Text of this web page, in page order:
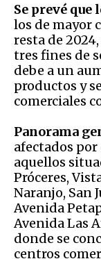
Se prevé que
los de mayor
resta de
tres fines de
debe a un
productos y
comerciales
Panorama
afectados
aquellos
Próceres,
Naranjo, San
Avenida
Avenida Las
donde se
centros